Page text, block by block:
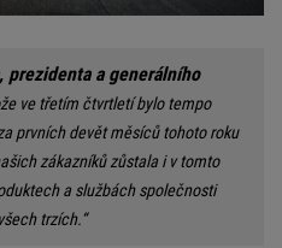
prezidenta a generálního
ve třetím čtvrtletí bylo tempo
prvních devět měsíců tohoto roku
zákazníků zůstala i v tomto
a službách společnosti
trzích.“